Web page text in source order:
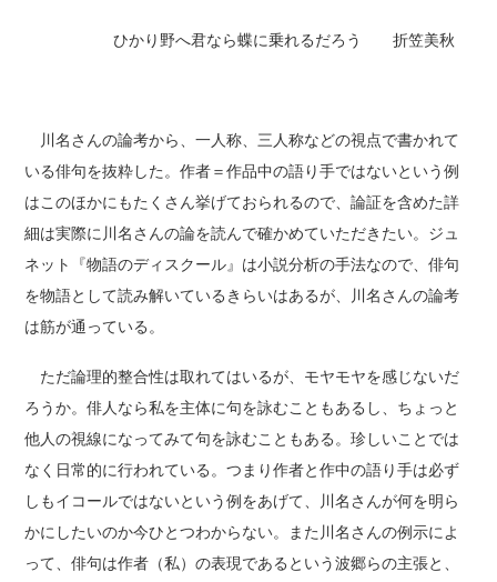
ひかり野へ君なら蝶に乗れるだろう 折笠美秋
川名さんの論考から、一人称、三人称などの視点で書かれて
いる俳句を抜粋した。作者＝作品中の語り手ではないという例
はこのほかにもたくさん挙げておられるので、論証を含めた詳
細は実際に川名さんの論を読んで確かめていただきたい。ジュ
ネット『物語のディスクール』は小説分析の手法なので、俳句
を物語として読み解いているきらいはあるが、川名さんの論考
は筋が通っている。
ただ論理的整合性は取れてはいるが、モヤモヤを感じないだ
ろうか。俳人なら私を主体に句を詠むこともあるし、ちょっと
他人の視線になってみて句を詠むこともある。珍しいことでは
なく日常的に行われている。つまり作者と作中の語り手は必ず
しもイコールではないという例をあげて、川名さんが何を明ら
かにしたいのか今ひとつわからない。また川名さんの例示によ
って、俳句は作者（私）の表現であるという波郷らの主張と、